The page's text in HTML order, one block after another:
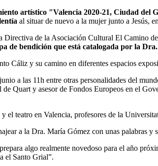
artístico "Valencia 2020-21, Ciudad del
al situar de nuevo a la mujer junto a Jesús,
Directiva de la Asociación Cultural El Camino
de bendición que está catalogada por la
Cáliz y su camino en diferentes espacios
a las 11h entre otras personalidades del
Quart y asesor de Fondos Europeos en el
el teatro en Valencia, profesores de la
a la Dra. María Gómez con unas palabras
algo realmente novedoso para el año
el Santo Grial”.